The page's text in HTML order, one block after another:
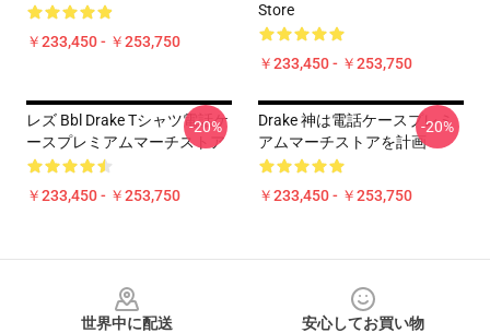
￥233,450 - ￥253,750
Store
￥233,450 - ￥253,750
レズ Bbl Drake Tシャツ電話ケ
ースプレミアムマーチストア
￥233,450 - ￥253,750
-20%
Drake 神は電話ケースプレミ
アムマーチストアを計画
￥233,450 - ￥253,750
-20%
世界中に配送
安心してお買い物